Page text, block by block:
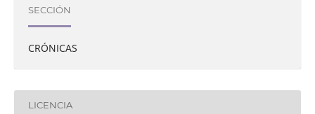
SECCIÓN
CRÓNICAS
LICENCIA